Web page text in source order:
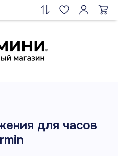
для часов